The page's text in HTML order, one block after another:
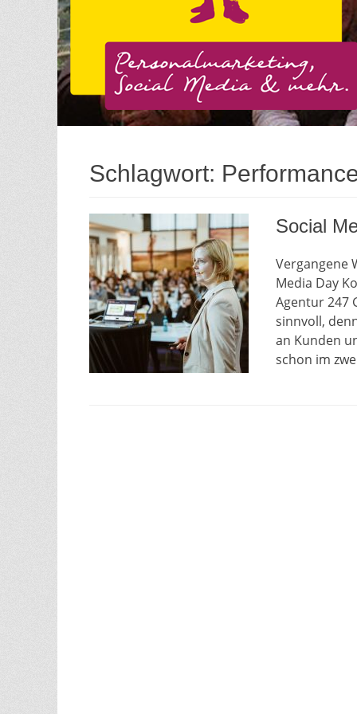
Schlagwort:
Social
Vergangene
Media Day
Agentur 247
sinnvoll,
an Kunden
schon im